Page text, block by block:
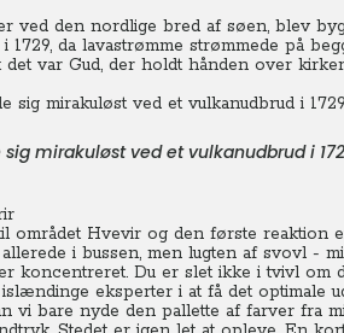
ved den nordlige bred af søen, blev
1729, da lavastrømme strømmede på
var Gud, der holdt hånden over
mirakuløst ved et vulkanudbrud i
området Hvevir og den første reaktion
i bussen, men lugten af svovl -
koncentreret. Du er slet ikke i tvivl om
eksperter i at få det optimale
vi bare nyde den pallette af farver fra